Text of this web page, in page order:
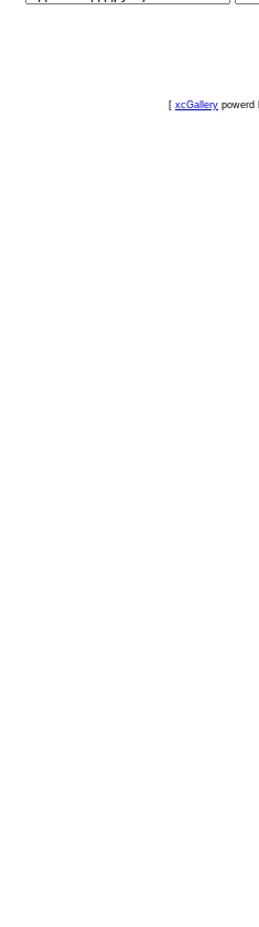
[ xcGallery